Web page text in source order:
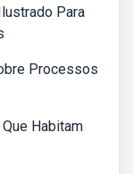
Para
Processos
Habitam